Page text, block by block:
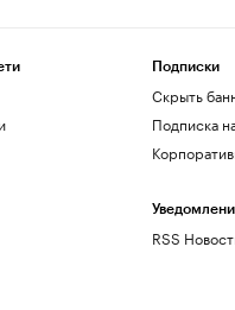
Подписки
Скрыть
Подписка
RSS